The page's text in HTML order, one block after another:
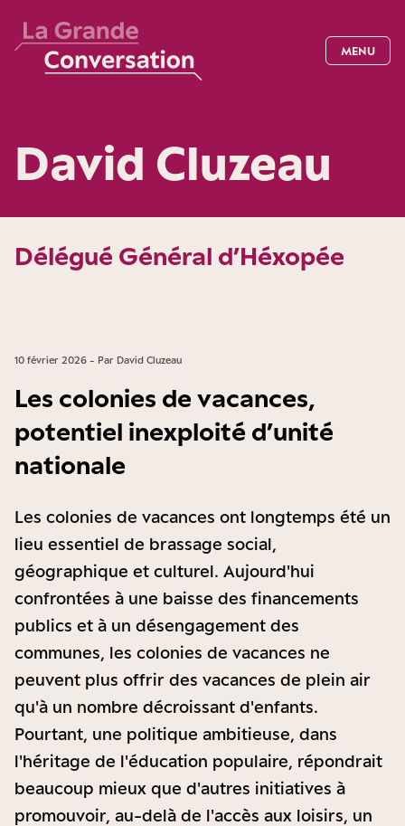
MENU
David Cluzeau
Délégué Général d’Héxopée
10 février 2026 - Par David Cluzeau
Les colonies de vacances,
potentiel inexploité d’unité
nationale
Les colonies de vacances ont longtemps été un
lieu essentiel de brassage social,
géographique et culturel. Aujourd'hui
confrontées à une baisse des financements
publics et à un désengagement des
communes, les colonies de vacances ne
peuvent plus offrir des vacances de plein air
qu'à un nombre décroissant d'enfants.
Pourtant, une politique ambitieuse, dans
l'héritage de l'éducation populaire, répondrait
beaucoup mieux que d'autres initiatives à
promouvoir, au-delà de l'accès aux loisirs, un